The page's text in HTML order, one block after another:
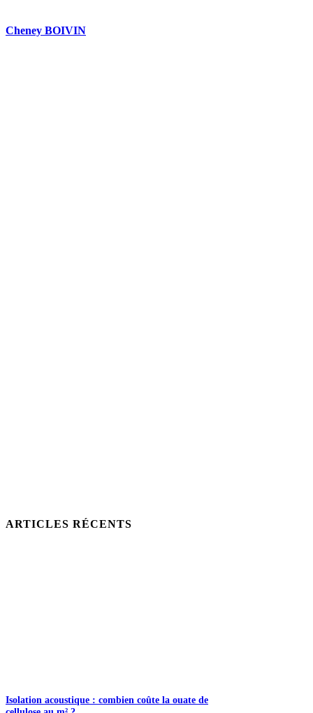
Cheney BOIVIN
ARTICLES RÉCENTS
Isolation acoustique : combien coûte la ouate de